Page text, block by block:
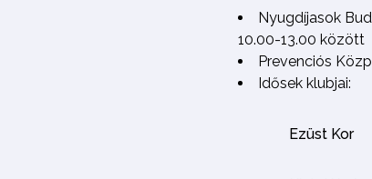
Nyugdíjasok
10.00-13.00 között
Prevenciós
Idősek klubjai:
Ezüst Kor